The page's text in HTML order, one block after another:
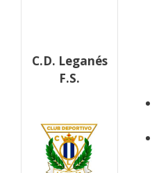
C.D. Leganés
F.S.